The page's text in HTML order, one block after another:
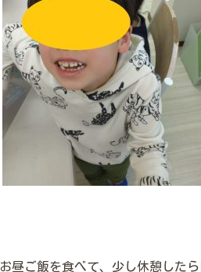
お昼ご飯を食べて、少し休憩した